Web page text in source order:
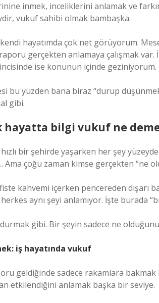
inmek, inceliklerini anlamak ve
vukuf sahibi olmak bambaşka.
hayatımda çok net görüyorum.
gerçekten anlamaya çalışmak var.
ise konunun içinde geziniyorum.
bu yüzden bana biraz “durup
gibi.
hayatta bilgi vukuf ne
bir şehirde yaşarken her şey
Ama çoğu zaman kimse gerçekten “ne
kahvemi içerken pencereden dışarı
aynı şeyi anlamıyor. İşte burada
gibi. Bir şeyin sadece ne
iş hayatında vukuf
geldiğinde sadece rakamlara
etkilendiğini anlamak başka bir seviye.